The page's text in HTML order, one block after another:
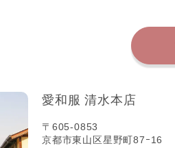
愛和服 清水本店
〒605-0853
京都市東山区星野町87ｰ16